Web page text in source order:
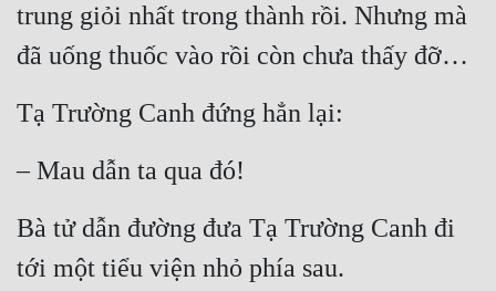
Mưu Mô
Mạt Thế
Mỹ Thực
Ngôn Tình
trung giỏi nhất trong thành rồi. Nhưng mà
đã uống thuốc vào rồi còn chưa thấy đỡ…
Tạ Trường Canh đứng hẳn lại:
– Mau dẫn ta qua đó!
Bà tử dẫn đường đưa Tạ Trường Canh đi
tới một tiểu viện nhỏ phía sau.